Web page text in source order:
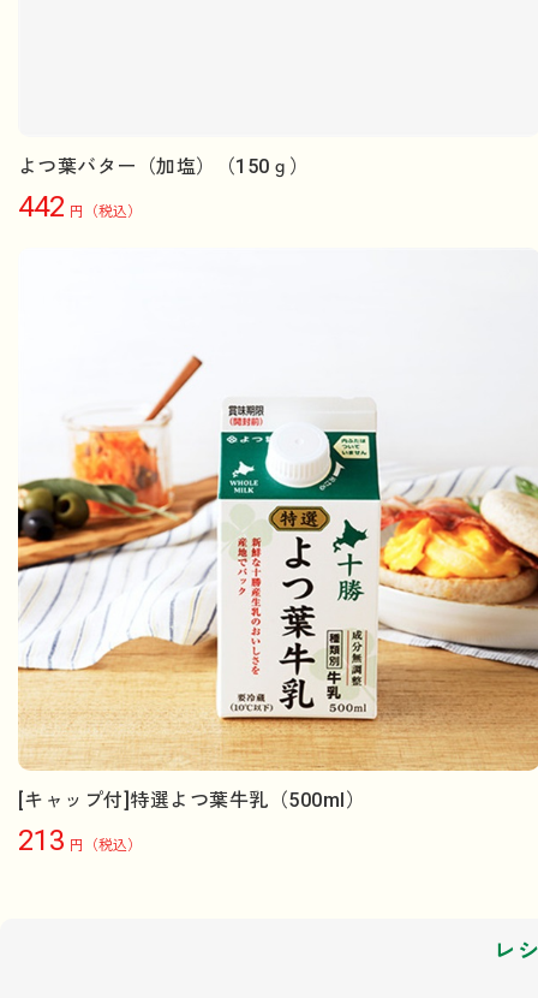
よつ葉バター（加塩）（150ｇ）
442 円（税込）
[キャップ付]特選よつ葉牛乳（500ml）
213 円（税込）
レ